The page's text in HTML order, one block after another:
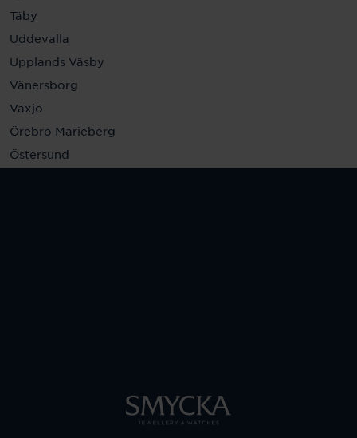
Täby
Uddevalla
Upplands Väsby
Vänersborg
Växjö
Örebro Marieberg
Östersund